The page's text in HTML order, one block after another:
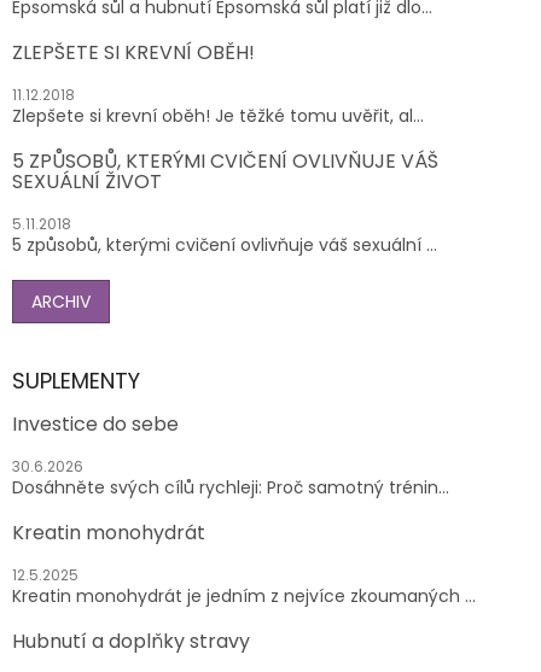
Epsomská sůl a hubnutí Epsomská sůl platí již dlo...
ZLEPŠETE SI KREVNÍ OBĚH!
11.12.2018
Zlepšete si krevní oběh! Je těžké tomu uvěřit, al...
5 ZPŮSOBŮ, KTERÝMI CVIČENÍ OVLIVŇUJE VÁŠ
SEXUÁLNÍ ŽIVOT
5.11.2018
5 způsobů, kterými cvičení ovlivňuje váš sexuální ...
ARCHIV
SUPLEMENTY
Investice do sebe
30.6.2026
Dosáhněte svých cílů rychleji: Proč samotný trénin...
Kreatin monohydrát
12.5.2025
Kreatin monohydrát je jedním z nejvíce zkoumaných ...
Hubnutí a doplňky stravy